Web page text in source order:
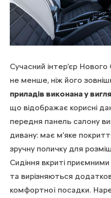
Сучасний інтер’єр
не менше, ніж його
приладів виконана у
що відображає корисні
передня панель салону
дивану: має м’яке
зручну поличку для
Сидіння вкриті
та вирізняються
комфортної посадки.